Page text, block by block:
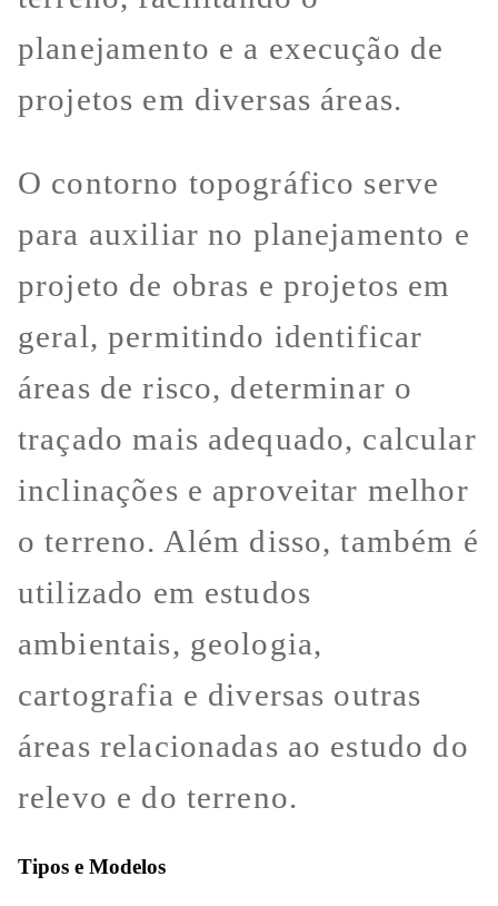
planejamento e a execução de
projetos em diversas áreas.
O contorno topográfico serve
para auxiliar no planejamento e
projeto de obras e projetos em
geral, permitindo identificar
áreas de risco, determinar o
traçado mais adequado, calcular
inclinações e aproveitar melhor
o terreno. Além disso, também é
utilizado em estudos
ambientais, geologia,
cartografia e diversas outras
áreas relacionadas ao estudo do
relevo e do terreno.
Tipos e Modelos